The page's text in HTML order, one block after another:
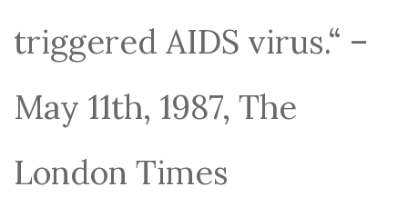
triggered AIDS virus.“ –
May 11th, 1987, The
London Times